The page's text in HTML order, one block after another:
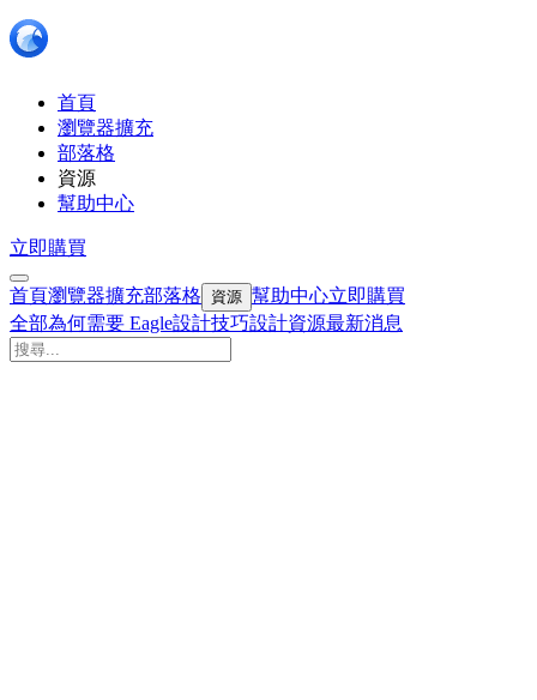
首頁
瀏覽器擴充
部落格
資源
幫助中心
立即購買
首頁瀏覽器擴充部落格 資源 幫助中心立即購買
全部為何需要 Eagle設計技巧設計資源最新消息